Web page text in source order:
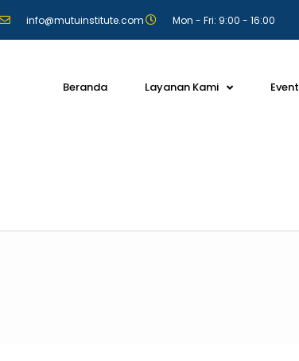
info@mutuinstitute.com Mon - Fri: 9:00 - 16:00
Beranda Layanan Kami